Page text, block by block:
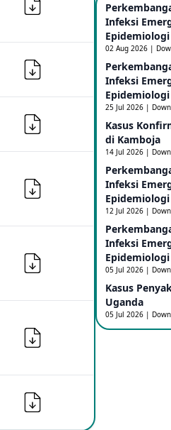
Mpox
Ebola
RD
Infeksi
Epidemiologi
02 Aug 2026 |
Infeksi
Epidemiologi
25 Jul 2026 |
Kasus
di Kamboja​
14 Jul 2026 |
Infeksi
Epidemiologi
12 Jul 2026 |
Infeksi
Epidemiologi
05 Jul 2026 |
Kasus
Uganda
05 Jul 2026 |